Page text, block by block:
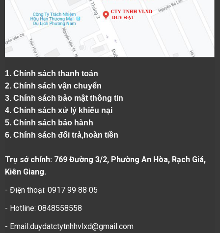
1. Chính sách thanh toán
2. Chính sách vận chuyển
3. Chính sách bảo mật thông tin
4. Chính sách xử lý khiếu nại
5. Chính sách bảo hành
6. Chính sách đổi trả,hoàn tiền
Trụ sở chính: 769 Đường 3/2, Phường An Hòa, Rạch Giá,
Kiên Giang.
- Điện thoại: 0917 99 88 05
- Hotline: 0848558558
- Email:duydatctytnhhvlxd@gmail.com